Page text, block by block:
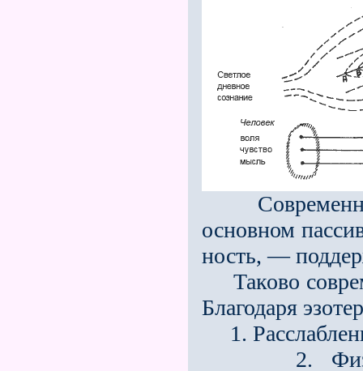
Современное
основном
ность, —
Таково
Благодаря
1.
2.